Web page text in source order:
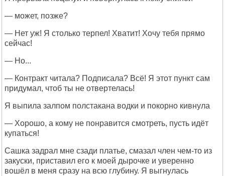
— может, позже?
— Нет уж! Я столько терпел! Хватит! Хочу тебя прямо
сейчас!
— Но...
— Контракт читала? Подписала? Всё! Я этот пункт сам
придумал, чтоб ты не отвертелась!
Я выпила залпом полстакана водки и покорно кивнула
— Хорошо, а кому не понравится смотреть, пусть идёт
купаться!
Сашка задрал мне сзади платье, смазал член чем-то из
закуски, приставил его к моей дырочке и уверенно
вошёл в меня сразу на всю глубину. Я выгнулась